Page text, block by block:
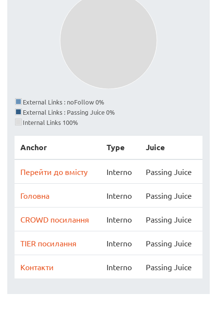
External Links : noFollow 0%
External Links : Passing Juice 0%
Internal Links 100%
Anchor Type Juice
Перейти до вмісту Interno Passing Juice
Головна Interno Passing Juice
CROWD посилання Interno Passing Juice
TIER посилання Interno Passing Juice
Контакти Interno Passing Juice